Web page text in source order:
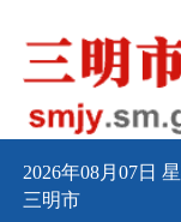
2026年08月07日
三明市